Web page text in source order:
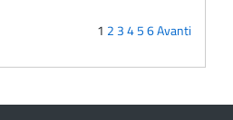
1 2 3456Avanti